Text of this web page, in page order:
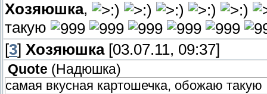
Хозяюшка,
такую
[3] Хозяюшка[03.07.11, 09:37]
Quote ( Надюшка)
самая вкусная картошечка, обожаю такую